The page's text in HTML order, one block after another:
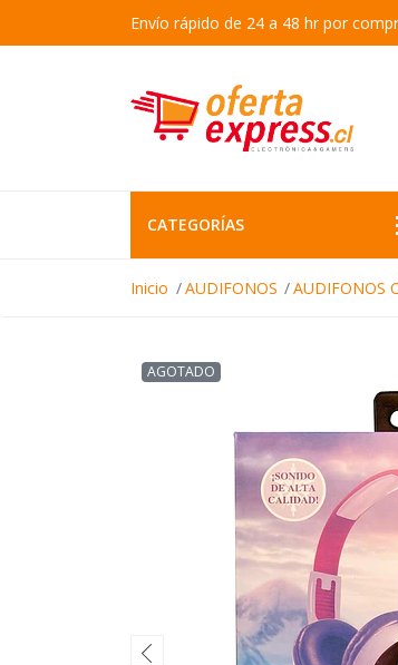
Envío rápido de 24 a 48 hr por
CATEGORÍAS
Inicio AUDIFONOS AUDIFONOS
AGOTADO